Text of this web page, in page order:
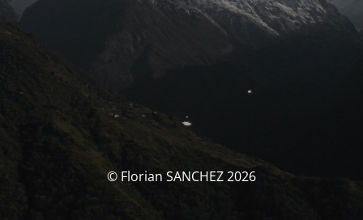
© Florian SANCHEZ 2026